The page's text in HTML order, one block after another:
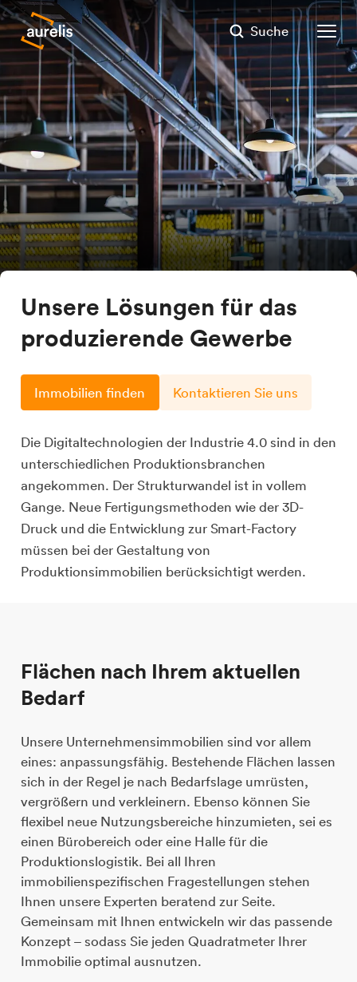
Suche
Unsere Lösungen für das
produzierende Gewerbe
Immobilien finden Kontaktieren Sie uns
Die Digitaltechnologien der Industrie 4.0 sind in den
unterschiedlichen Produktionsbranchen
angekommen. Der Strukturwandel ist in vollem
Gange. Neue Fertigungsmethoden wie der 3D-
Druck und die Entwicklung zur Smart-Factory
müssen bei der Gestaltung von
Produktionsimmobilien berücksichtigt werden.
Flächen nach Ihrem aktuellen
Bedarf
Unsere Unternehmensimmobilien sind vor allem
eines: anpassungsfähig. Bestehende Flächen lassen
sich in der Regel je nach Bedarfslage umrüsten,
vergrößern und verkleinern. Ebenso können Sie
flexibel neue Nutzungsbereiche hinzumieten, sei es
einen Bürobereich oder eine Halle für die
Produktionslogistik. Bei all Ihren
immobilienspezifischen Fragestellungen stehen
Ihnen unsere Experten beratend zur Seite.
Gemeinsam mit Ihnen entwickeln wir das passende
Konzept – sodass Sie jeden Quadratmeter Ihrer
Immobilie optimal ausnutzen.